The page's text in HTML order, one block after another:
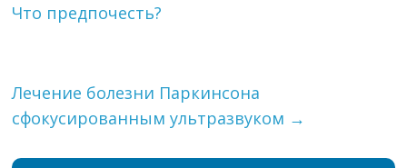
Что предпочесть?
Лечение болезни Паркинсона
сфокусированным ультразвуком →